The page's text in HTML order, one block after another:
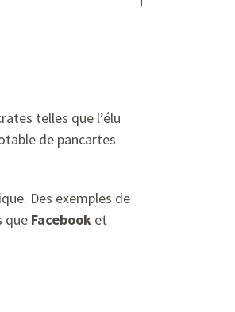
telles que l’élu
de pancartes
Des exemples de
que Facebook et